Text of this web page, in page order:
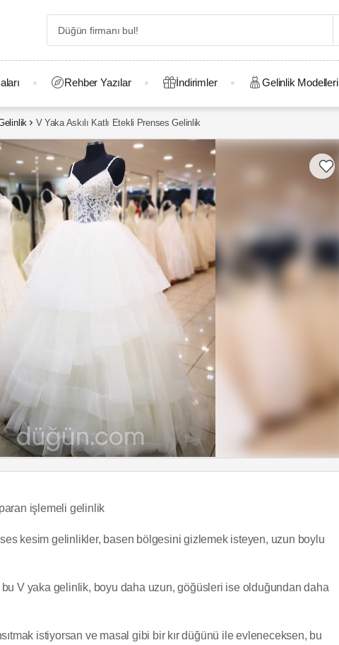
Rehber Yazılar İndirimler Gelinlik Modelleri
V Yaka Askılı Katlı Etekli Prenses Gelinlik
işlemeli gelinlik
kesim gelinlikler, basen bölgesini gizlemek isteyen, uzun boylu
V yaka gelinlik, boyu daha uzun, göğüsleri ise olduğundan daha
istiyorsan ve masal gibi bir kır düğünü ile evleneceksen, bu